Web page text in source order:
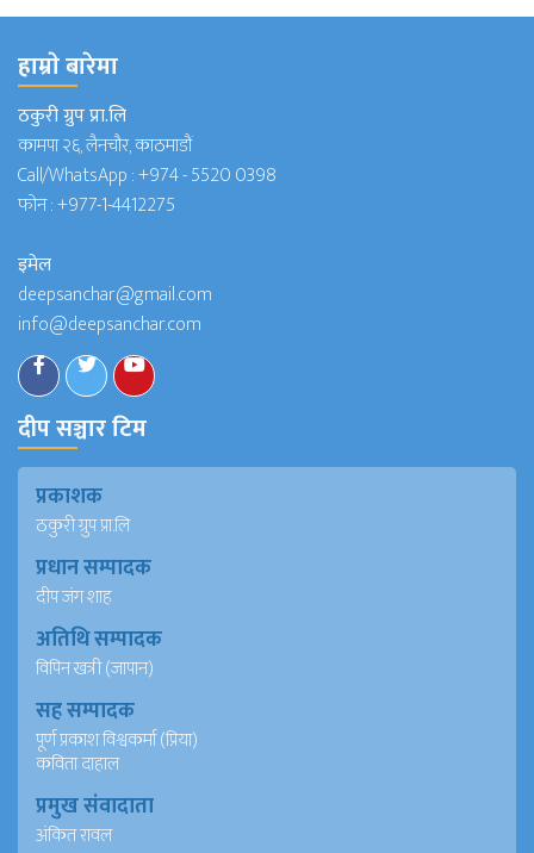
हाम्राे बारेमा
ठकुरी ग्रुप प्रा.लि
कामपा २६, लैनचौर, काठमाडौं
Call/WhatsApp :+974 - 5520 0398
फोन :+977-1-4412275
इमेल
deepsanchar@gmail.com
info@deepsanchar.com
दीप सञ्चार टिम
प्रकाशक
ठकुरी ग्रुप प्रा.लि
प्रधान सम्पादक
दीप जंग शाह
अतिथि सम्पादक
विपिन खत्री (जापान)
सह सम्पादक
पूर्ण प्रकाश विश्वकर्मा (प्रिया)
कविता दाहाल
प्रमुख संवादाता
अंकित रावल